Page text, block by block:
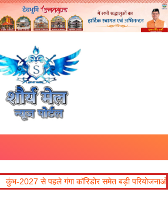
से पहले गंगा कॉरिडोर समेत बड़ी परियोजनाओं में तेजी